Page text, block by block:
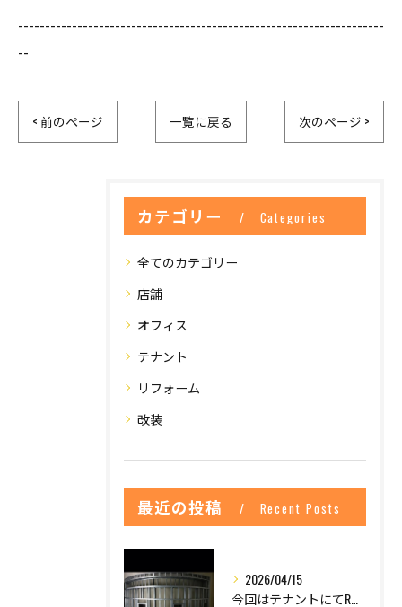
--------------------------------------------------------------------
--
< 前のページ 一覧に戻る 次のページ >
カテゴリー Categories
全てのカテゴリー
店舗
オフィス
テナント
リフォーム
改装
最近の投稿 Recent Posts
2026/04/15